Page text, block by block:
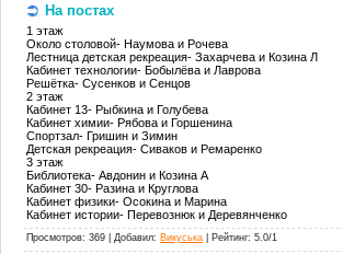
На постах
1 этаж
Около столовой- Наумова и Рочева
Лестница детская рекреация- Захарчева и Козина Л
Кабинет технологии- Бобылёва и Лаврова
Решётка- Сусенков и Сенцов
2 этаж
Кабинет 13- Рыбкина и Голубева
Кабинет химии- Рябова и Горшенина
Спортзал- Гришин и Зимин
Детская рекреация- Сиваков и Ремаренко
3 этаж
Библиотека- Авдонин и Козина А
Кабинет 30- Разина и Круглова
Кабинет физики- Осокина и Марина
Кабинет истории- Перевознюк и Деревянченко
Просмотров: 369 | Добавил: Викуська Рейтинг: 5.0/1